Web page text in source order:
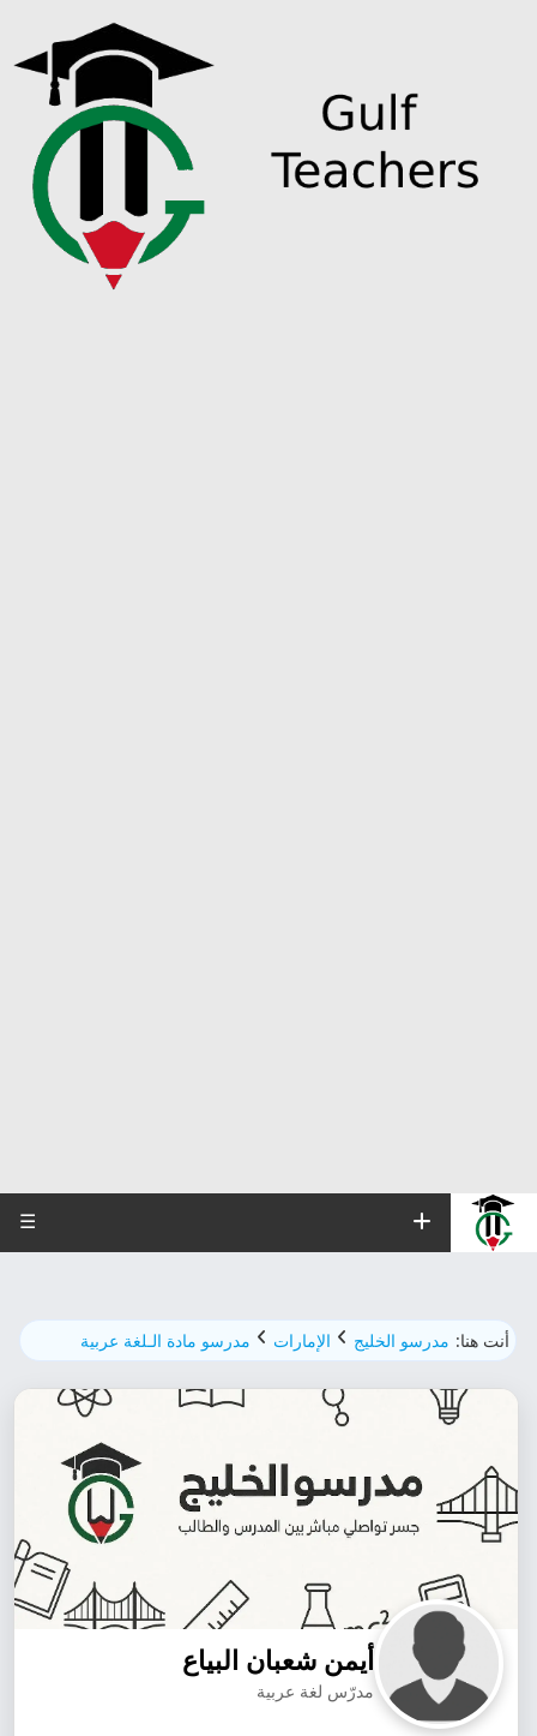
☰
أنت هنا: مدرسو الخليج الإمارات مدرسو مادة الـلغة عربية
أيمن شعبان البياع
مدرّس لغة عربية